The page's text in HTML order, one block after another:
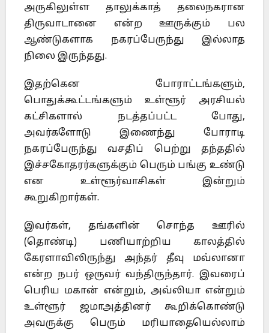
அருகிலுள்ள தாலுக்காத் தலைநகரான
திருவாடானை என்ற ஊருக்கும் பல
ஆண்டுகளாக நகரப்பேருந்து இல்லாத
நிலை இருந்தது.
இதற்கென போராட்டங்களும்,
பொதுக்கூட்டங்களும் உள்ளூர் அரசியல்
கட்சிகளால் நடத்தப்பட்ட போது,
அவர்களோடு இணைந்து போராடி
நகரப்பேருந்து வசதிப் பெற்று தந்ததில்
இச்சகோதரர்களுக்கும் பெரும் பங்கு உண்டு
என உள்ளூர்வாசிகள் இன்றும்
கூறுகிறார்கள்.
இவர்கள், தங்களின் சொந்த ஊரில்
(தொண்டி) பணியாற்றிய காலத்தில்
கேரளாவிலிருந்து அந்தர் தீவு மவ்லானா
என்ற நபர் ஒருவர் வந்திருந்தார். இவரைப்
பெரிய மகான் என்றும், அவ்லியா என்றும்
உள்ளூர் ஜமாஅத்தினர் கூறிக்கொண்டு
அவருக்கு பெரும் மரியாதையெல்லாம்